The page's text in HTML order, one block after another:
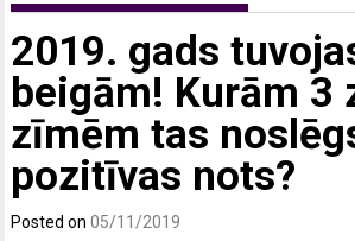
2019. gads
beigām! Kurām 3
zīmēm tas
pozitīvas nots?
Posted on05/11/2019